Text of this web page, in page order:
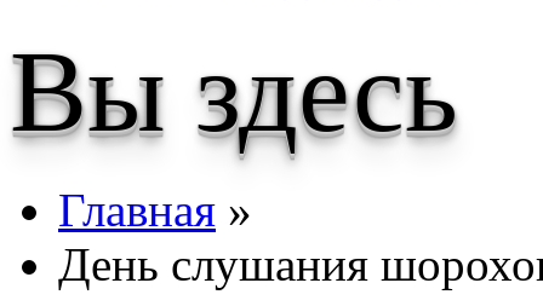
Вы здесь
Главная »
День слушания